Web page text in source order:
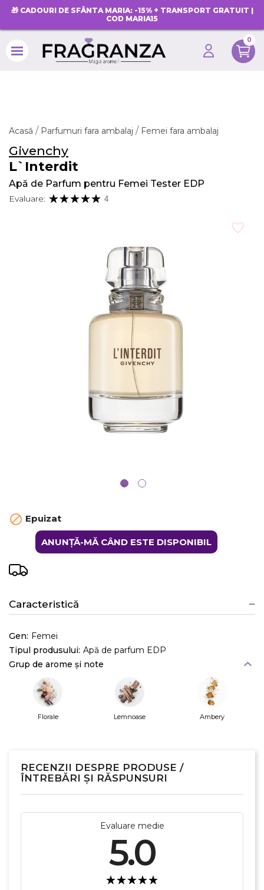
🎁 CADOURI DE SFÂNTA MARIA: -15% + TRANSPORT GRATUIT |
COD MARIA15
0
Acasă Parfumuri fara ambalaj Femei fara ambalaj
Givenchy
L`Interdit
Apă de Parfum pentru Femei Tester EDP
Evaluare: 4
 Epuizat
ANUNȚĂ-MĂ CÂND ESTE DISPONIBIL
Caracteristică
Gen: Femei
Tipul produsului: Apă de parfum EDP
Grup de arome și note
Florale Lemnoase Ambery
RECENZII DESPRE PRODUSE /
ÎNTREBĂRI ȘI RĂSPUNSURI
Evaluare medie
5.0